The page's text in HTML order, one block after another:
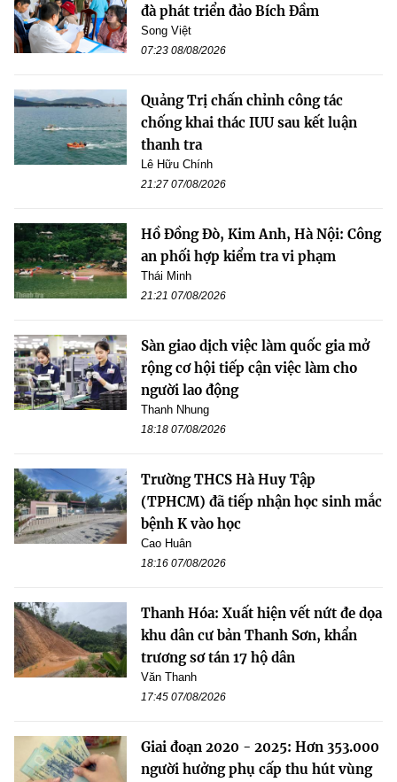
đà phát triển đảo Bích Đầm
Song Việt
07:23 08/08/2026
Quảng Trị chấn chỉnh công tác
chống khai thác IUU sau kết luận
thanh tra
Lê Hữu Chính
21:27 07/08/2026
Hồ Đồng Đò, Kim Anh, Hà Nội: Công
an phối hợp kiểm tra vi phạm
Thái Minh
21:21 07/08/2026
Sàn giao dịch việc làm quốc gia mở
rộng cơ hội tiếp cận việc làm cho
người lao động
Thanh Nhung
18:18 07/08/2026
Trường THCS Hà Huy Tập
(TPHCM) đã tiếp nhận học sinh mắc
bệnh K vào học
Cao Huân
18:16 07/08/2026
Thanh Hóa: Xuất hiện vết nứt đe dọa
khu dân cư bản Thanh Sơn, khẩn
trương sơ tán 17 hộ dân
Văn Thanh
17:45 07/08/2026
Giai đoạn 2020 - 2025: Hơn 353.000
người hưởng phụ cấp thu hút vùng